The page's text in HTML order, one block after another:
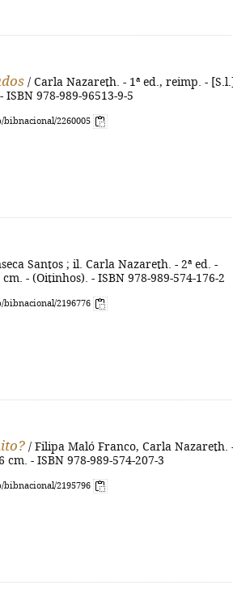
/ Carla Nazareth. - 1ª ed., reimp. -
978-989-96513-9-5
2260005
Santos ; il. Carla Nazareth. - 2ª ed. -
- (Oitinhos). - ISBN 978-989-574-176-2
2196776
/ Filipa Maló Franco, Carla Nazareth.
- ISBN 978-989-574-207-3
2195796